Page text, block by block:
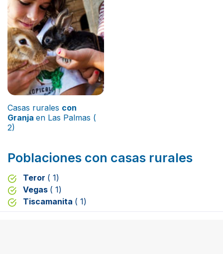
Casas rurales con
Granja en Las Palmas (
2)
Poblaciones con casas rurales
Teror ( 1)
Vegas ( 1)
Tiscamanita ( 1)